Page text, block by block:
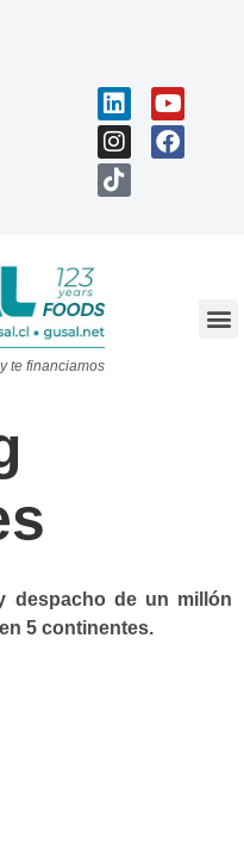
te financiamos
despacho de un millón
5 continentes.